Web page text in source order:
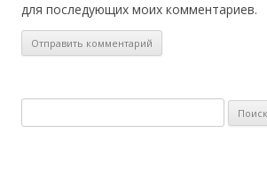
для последующих моих комментариев.